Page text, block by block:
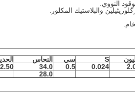
النووي.
والبلاستيك المكلور.
S سي النحاس
0.024
0.5
34.0
2.50
28.0